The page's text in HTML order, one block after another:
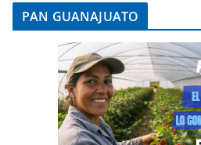
PAN GUANAJUATO